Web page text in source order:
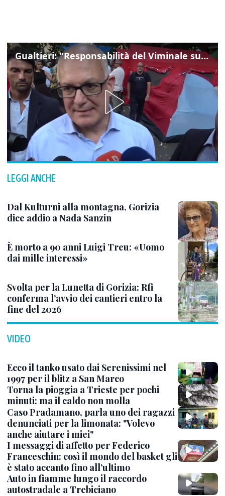
Gualtieri: "Responsabilità del Viminale su Spin Time? La posizione dei partiti è nota"
LEGGI ANCHE
Dal Kulturni alla montagna, Gorizia
dice addio a Nada Sanzin
È morto a 90 anni Luigi Treu: «Uomo
dai mille interessi»
Svolta per la Lunetta di Gorizia: Rfi
conferma l’avvio dei cantieri entro la
fine del 2026
VIDEO
Ecco il tanko usato dai Serenissimi nel
1997 per il blitz a San Marco
Torna la pioggia a Trieste per pochi
minuti: ma il caldo non molla
Caso Pradamano, parla uno dei ragazzi
denunciati per la limonata: "Volevo
anche aiutare i miei"
I messaggi di affetto per Federico
Franceschin: così il mondo del basket gli
è stato accanto fino all’ultimo
Auto in fiamme lungo il raccordo
autostradale a Trebiciano